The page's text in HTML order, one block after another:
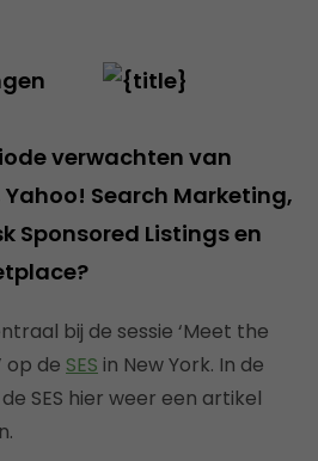
verwachten van
Search Marketing,
Sponsored Listings en
bij de sessie ‘Meet the
op de SES in New York. In de
SES hier weer een artikel